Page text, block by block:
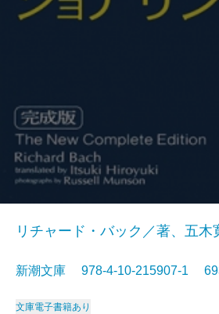
リチャード・バック／著、五木
新潮文庫 978-4-10-215907-1
文庫電子書籍あり